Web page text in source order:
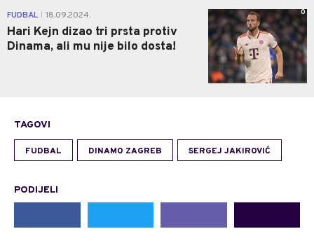
FUDBAL 18.09.2024.
Hari Kejn dizao tri prsta protiv
Dinama, ali mu nije bilo dosta!
0
TAGOVI
FUDBAL DINAMO ZAGREB SERGEJ JAKIROVIĆ
PODIJELI